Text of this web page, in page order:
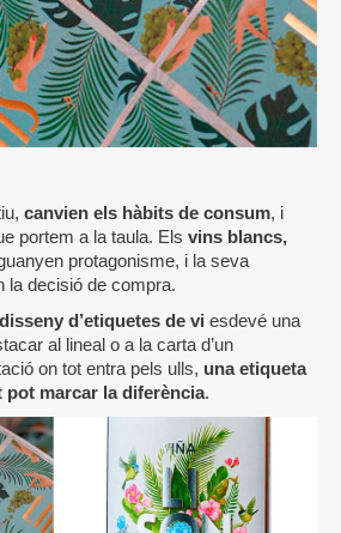
canvien els hàbits de consum, i
portem a la taula. Els vins blancs,
protagonisme, i la seva
la decisió de compra.
d’etiquetes de vi esdevé una
al lineal o a la carta d’un
on tot entra pels ulls, una etiqueta
marcar la diferència.